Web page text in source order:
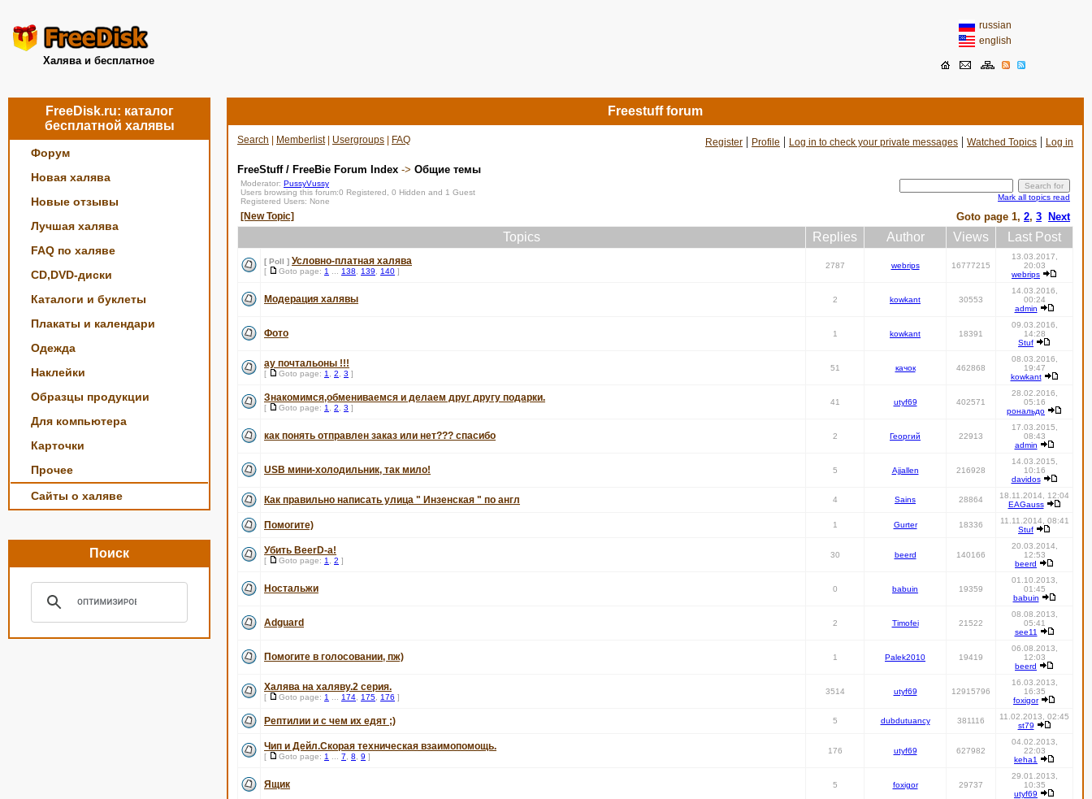
Халява и бесплатное
russian
english
FreeDisk.ru: каталог
бесплатной халявы
Форум
Новая халява
Новые отзывы
Лучшая халява
FAQ по халяве
CD,DVD-диски
Каталоги и буклеты
Плакаты и календари
Одежда
Наклейки
Образцы продукции
Для компьютера
Карточки
Прочее
Сайты о халяве
Поиск
Freestuff forum
Search Memberlist| Usergroups FAQ Register | Profile | Log in to check your private messages | Watched Topics | Log in
FreeStuff / FreeBie Forum Index -> Общие темы
Moderator: PussyVussy
Users browsing this forum:0 Registered, 0 Hidden and 1 Guest
Registered Users: None
Mark all topics read
[New Topic] Goto page 1, 2, 3 Next
Topics Replies Author Views Last Post
[ Poll ] Условно-платная халява
[ Goto page: 1 138 139 140 ]
2787 webrips 16777215
13.03.2017,
20:03
webrips
Модерация халявы 2 kowkant 30553
14.03.2016,
00:24
admin
Фото 1 kowkant 18391
09.03.2016,
14:28
Stuf
ау почтальоны !!!
[ Goto page: 1 2 3 ]
51 качок 462868
08.03.2016,
19:47
kowkant
Знакомимся,обмениваемся и делаем друг другу подарки.
[ Goto page: 1 2 3 ]
41 utyf69 402571
28.02.2016,
05:16
рональдо
как понять отправлен заказ или нет??? спасибо 2 Георгий 22913
17.03.2015,
08:43
admin
USB мини-холодильник, так мило! 5 Ajjallen 216928
14.03.2015,
10:16
davidos
Как правильно написать улица " Инзенская " по англ 4 Sains 28864
18.11.2014, 12:04
EAGauss
Помогите) 1 Gurter 18336
11.11.2014, 08:41
Stuf
Убить BeerD-а!
[ Goto page: 1 2 ]
30 beerd 140166
20.03.2014,
12:53
beerd
Ностальжи 0 babuin 19359
01.10.2013,
01:45
babuin
Adguard 2 Timofei 21522
08.08.2013,
05:41
see11
Помогите в голосовании, пж) 1 Palek2010 19419
06.08.2013,
12:03
beerd
Халява на халяву.2 серия.
[ Goto page: 1 174 175 176 ]
3514 utyf69 12915796
16.03.2013,
16:35
foxigor
Рептилии и с чем их едят ;) 5 dubdutuancy 381116
11.02.2013, 02:45
st79
Чип и Дейл.Скорая техническая взаимопомощь.
[ Goto page: 1 7 8 9 ]
176 utyf69 627982
04.02.2013,
22:03
keha1
Ящик 5 foxigor 29737
29.01.2013,
10:35
utyf69